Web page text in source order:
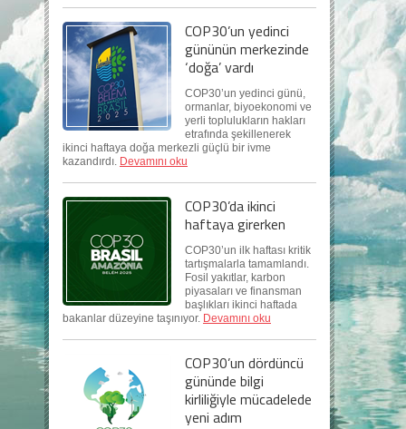
COP30’un yedinci
gününün merkezinde
‘doğa’ vardı
COP30’un yedinci günü,
ormanlar, biyoekonomi ve
yerli toplulukların hakları
etrafında şekillenerek
ikinci haftaya doğa merkezli güçlü bir ivme
kazandırdı. Devamını oku
COP30’da ikinci
haftaya girerken
COP30’un ilk haftası kritik
tartışmalarla tamamlandı.
Fosil yakıtlar, karbon
piyasaları ve finansman
başlıkları ikinci haftada
bakanlar düzeyine taşınıyor. Devamını oku
COP30’un dördüncü
gününde bilgi
kirliliğiyle mücadelede
yeni adım